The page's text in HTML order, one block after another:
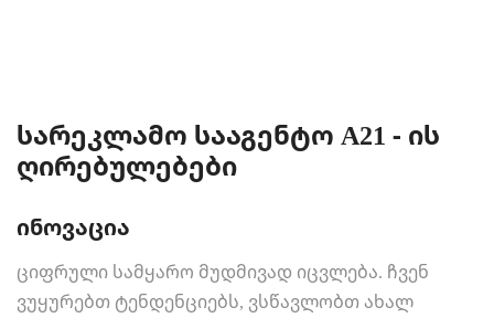
სარეკლამო სააგენტო A21 - ის
ღირებულებები
ინოვაცია
ციფრული სამყარო მუდმივად იცვლება. ჩვენ
ვუყურებთ ტენდენციებს, ვსწავლობთ ახალ